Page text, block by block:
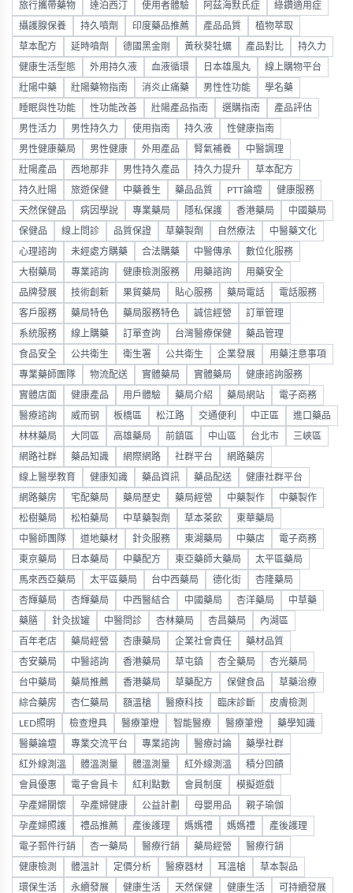
旅行攜帶藥物 達泊西汀 使用者體驗 阿茲海默氏症 綠鑽適用症
攝護腺保養 持久噴劑 印度藥品推薦 產品品質 植物萃取
草本配方 延時噴劑 德國黑金剛 黃秋葵牡蠣 產品對比 持久力
健康生活型態 外用持久液 血液循環 日本雄風丸 線上購物平台
壯陽中藥 壯陽藥物指南 消炎止痛藥 男性性功能 學名藥
睡眠與性功能 性功能改善 壯陽產品指南 選購指南 產品評估
男性活力 男性持久力 使用指南 持久液 性健康指南
男性健康藥局 男性健康 外用產品 腎氣補養 中醫調理
壯陽產品 西地那非 男性持久產品 持久力提升 草本配方
持久壯陽 旅遊保健 中藥養生 藥品品質 PTT論壇 健康服務
天然保健品 病因學說 專業藥局 隱私保護 香港藥局 中國藥局
保健品 線上問診 品質保證 草藥製劑 自然療法 中醫藥文化
心理諮詢 未經處方購藥 合法購藥 中醫傳承 數位化服務
大樹藥局 專業諮詢 健康檢測服務 用藥諮詢 用藥安全
品牌發展 技術創新 果貿藥局 貼心服務 藥局電話 電話服務
客戶服務 藥局特色 藥局服務特色 誠信經營 訂單管理
系統服務 線上購藥 訂單查詢 台灣醫療保健 藥品管理
食品安全 公共衛生 衛生署 公共衛生 企業發展 用藥注意事項
專業藥師團隊 物流配送 實體藥局 實體藥局 健康諮詢服務
實體店面 健康產品 用戶體驗 藥局介紹 藥局網站 電子商務
醫療諮詢 威而钢 板橋區 松江路 交通便利 中正區 進口藥品
林林藥局 大同區 高雄藥局 前鎮區 中山區 台北市 三峽區
網路社群 藥品知識 網際網路 社群平台 網路藥房
線上醫學教育 健康知識 藥品資訊 藥品配送 健康社群平台
網路藥房 宅配藥局 藥局歷史 藥局經營 中藥製作 中藥製作
松樹藥局 松柏藥局 中草藥製劑 草本茶飲 東華藥局
中醫師團隊 道地藥材 針灸服務 東湖藥局 中藥店 電子商務
東京藥局 日本藥局 中藥配方 東亞藥師大藥局 太平區藥局
馬來西亞藥局 太平區藥局 台中西藥局 德化街 杏隆藥局
杏輝藥局 杏輝藥局 中西醫結合 中國藥局 杏洋藥局 中草藥
藥膳 針灸拔罐 中醫問診 杏林藥局 杏昌藥局 內湖區
百年老店 藥局經營 杏康藥局 企業社會責任 藥材品質
杏安藥局 中醫諮詢 香港藥局 草屯鎮 杏全藥局 杏光藥局
台中藥局 藥局推薦 香港藥局 草藥配方 保健食品 草藥治療
綜合藥房 杏仁藥局 額溫槍 醫療科技 臨床診斷 皮膚檢測
LED照明 檢查燈具 醫療筆燈 智能醫療 醫療筆燈 藥學知識
醫藥論壇 專業交流平台 專業諮詢 醫療討論 藥學社群
紅外線測溫 體溫測量 體溫測量 紅外線測溫 積分回饋
會員優惠 電子會員卡 紅利點數 會員制度 模擬遊戲
孕產婦關懷 孕產婦健康 公益計劃 母嬰用品 親子瑜伽
孕產婦照護 禮品推薦 產後護理 媽媽禮 媽媽禮 產後護理
電子郵件行銷 杏一藥局 醫療行銷 藥局經營 醫療行銷
健康檢測 體溫計 定價分析 醫療器材 耳溫槍 草本製品
環保生活 永續發展 健康生活 天然保健 健康生活 可持續發展